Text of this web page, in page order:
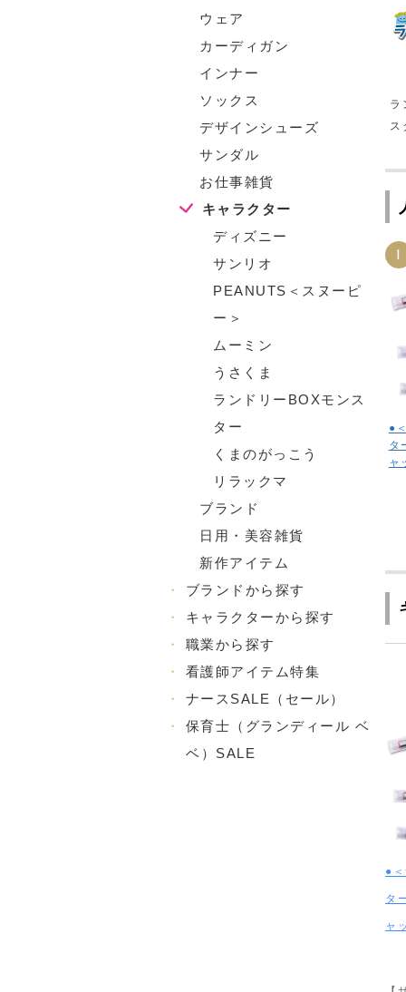
ウェア
カーディガン
インナー
ソックス
デザインシューズ
サンダル
お仕事雑貨
キャラクター
ディズニー
サンリオ
PEANUTS＜スヌーピ
ー＞
ムーミン
うさくま
ランドリーBOXモンス
ター
くまのがっこう
リラックマ
ブランド
日用・美容雑貨
新作アイテム
・
ブランドから探す
・
キャラクターから探す
・
職業から探す
・
看護師アイテム特集
・
ナースSALE（セール）
・
保育士（グランディール ベ
ベ）SALE
ラ
ス
1
●
タ
ャ
●
タ
ャ